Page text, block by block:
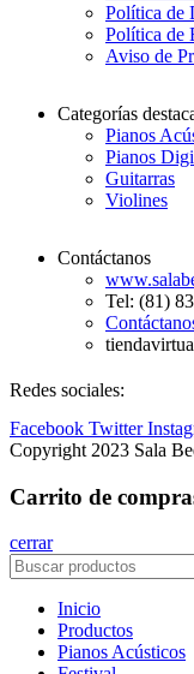
Política de
Política de
Aviso de
Categorías
Pianos
Pianos
Guitarras
Violines
Contáctanos
Tel: (81)
Redes sociales:
Facebook Twitter
Copyright 2023 Sala
Carrito de
cerrar
Inicio
Productos
Pianos Acústicos